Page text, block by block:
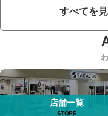
すべてを
店舗一覧